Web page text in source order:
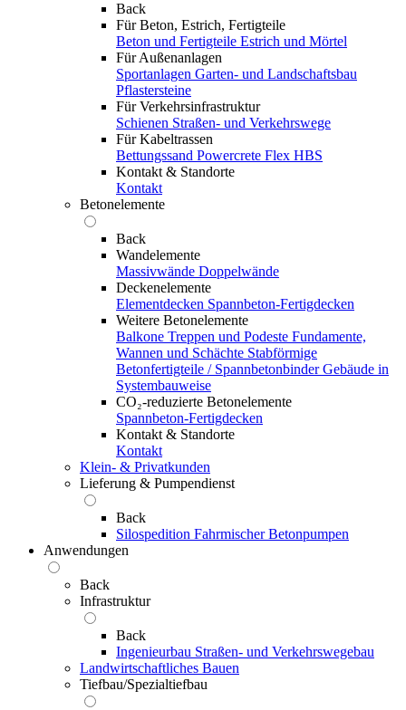
Back
Für Beton, Estrich, Fertigteile
Beton und Fertigteile Estrich und Mörtel
Für Außenanlagen
Sportanlagen Garten- und Landschaftsbau
Pflastersteine
Für Verkehrsinfrastruktur
Schienen Straßen- und Verkehrswege
Für Kabeltrassen
Bettungssand Powercrete Flex HBS
Kontakt & Standorte
Kontakt
Betonelemente
Back
Wandelemente
Massivwände Doppelwände
Deckenelemente
Elementdecken Spannbeton-Fertigdecken
Weitere Betonelemente
Balkone Treppen und Podeste Fundamente,
Wannen und Schächte Stabförmige
Betonfertigteile / Spannbetonbinder Gebäude in
Systembauweise
CO₂-reduzierte Betonelemente
Spannbeton-Fertigdecken
Kontakt & Standorte
Kontakt
Klein- & Privatkunden
Lieferung & Pumpendienst
Back
Silospedition Fahrmischer Betonpumpen
Anwendungen
Back
Infrastruktur
Back
Ingenieurbau Straßen- und Verkehrswegebau
Landwirtschaftliches Bauen
Tiefbau/Spezialtiefbau